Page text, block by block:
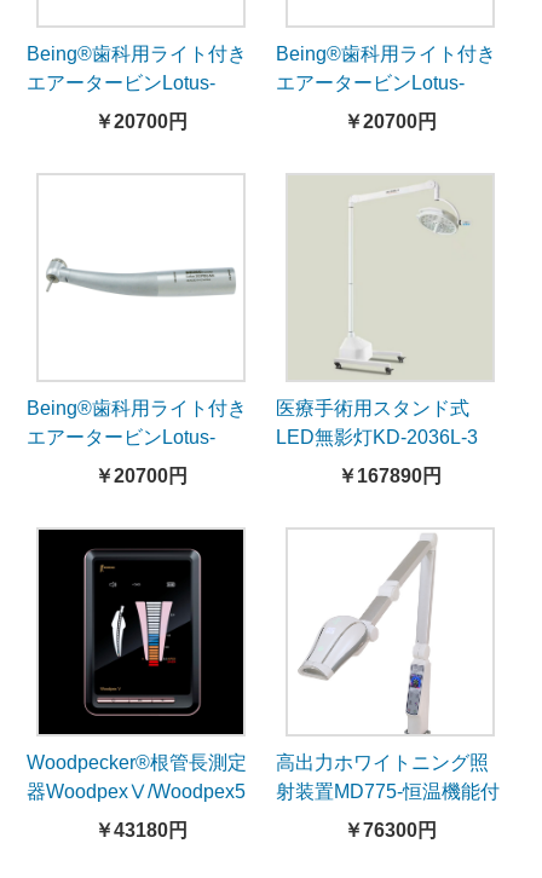
Being®歯科用ライト付き
エアータービンLotus-
302PBQ-N（NSKとコン
無し）
￥20700円
Being®歯科用ライト付き
エアータービンLotus-
303PBQ-N（NSKとコン
無し）
￥20700円
Being®歯科用ライト付き
エアータービンLotus-
303PBQ（KaVoとコンパ
し）
￥20700円
医療手術用スタンド式
LED無影灯KD-2036L-3
￥167890円
Woodpecker®根管長測定
器WoodpexⅤ/Woodpex5
￥43180円
高出力ホワイトニング照
射装置MD775-恒温機能付
￥76300円